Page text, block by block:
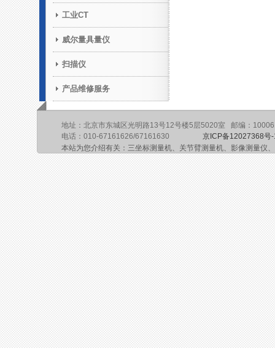
工业CT
威尔量具量仪
扫描仪
产品维修服务
地址：北京市东城区光明路13号12号楼5层5020室 邮编：
电话：010-67161626/67161630 京ICP备12027368号
本站为您介绍有关：三坐标测量机、关节臂测量机、影像测量仪